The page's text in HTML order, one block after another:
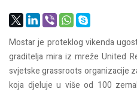
Mostar je proteklog vikenda
graditelja mira iz mreže United
svjetske grassroots organizacije
koja djeluje u više od 100